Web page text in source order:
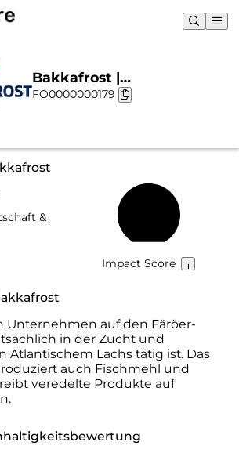
Bakkafrost |
Nachhaltigkeit & Chart
FO0000000179
&
Impact Score
Unternehmen auf den Färöer-
in der Zucht und
Atlantischem Lachs tätig ist. Das
auch Fischmehl und
veredelte Produkte auf